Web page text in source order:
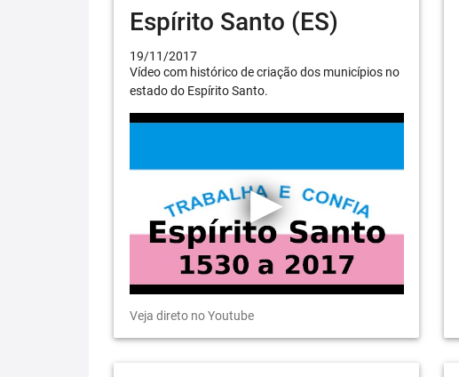
Espírito Santo (ES)
19/11/2017
Vídeo com histórico de criação dos municípios no
estado do Espírito Santo.
Veja direto no Youtube